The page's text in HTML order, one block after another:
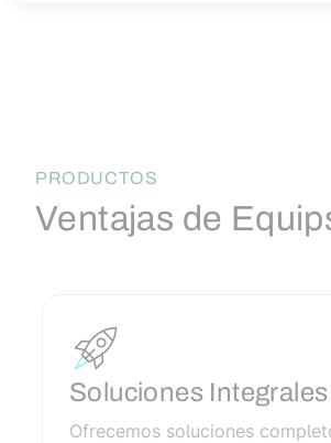
PRODUCTOS
Ventajas de
Soluciones Integrales
Ofrecemos soluciones